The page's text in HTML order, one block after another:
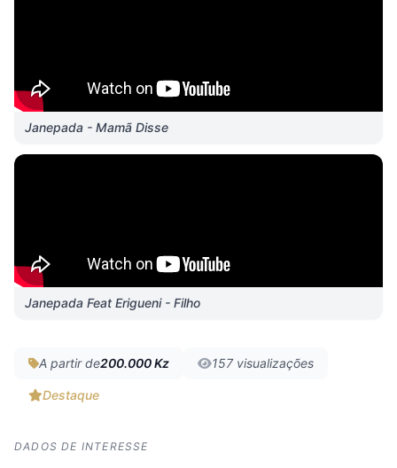
Janepada - Mamã Disse
Janepada Feat Erigueni - Filho
A partir de200.000 Kz 157 visualizações
Destaque
DADOS DE INTERESSE